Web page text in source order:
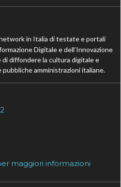
in Italia di testate e portali
Digitale e dell’Innovazione
di diffondere la cultura digitale e
amministrazioni italiane.
maggiori informazioni